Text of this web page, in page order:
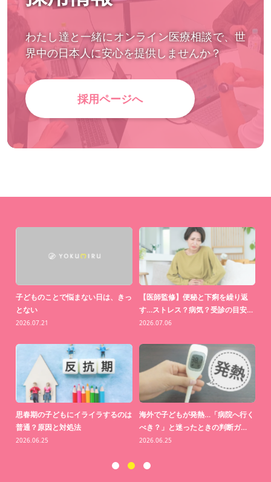
わたし達と一緒にオンライン医療相談で、世
界中の日本人に安心を提供しませんか？
採用ページへ
【医師監修】“運動した方がいい”は
わかってる。でも続かない理…
2026.06.01
【医師監修】窓際の日光ではビタミ
ンDはつくられない？約70％…
2026.05.19
【医師監修】知らないうちに歯がす
り減る？「クレンチング症候群…
2026.04.21
【医師監修】「掻けば掻くほど、か
ゆくなる」の正体とは？
2026.03.31